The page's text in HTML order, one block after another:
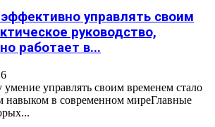
управлять своим
руководство,
работает в...
управлять своим временем стало
навыком в современном миреГлавные